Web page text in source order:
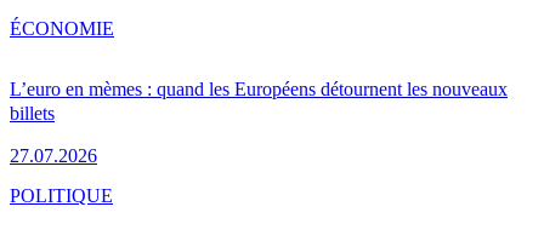
L’euro en mèmes : quand les Européens détournent les nouveaux
billets
27.07.2026
ÉCONOMIE
POLITIQUE